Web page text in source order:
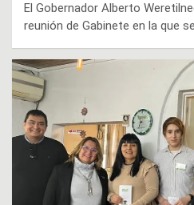
El Gobernador Alberto
reunión de Gabinete en la que